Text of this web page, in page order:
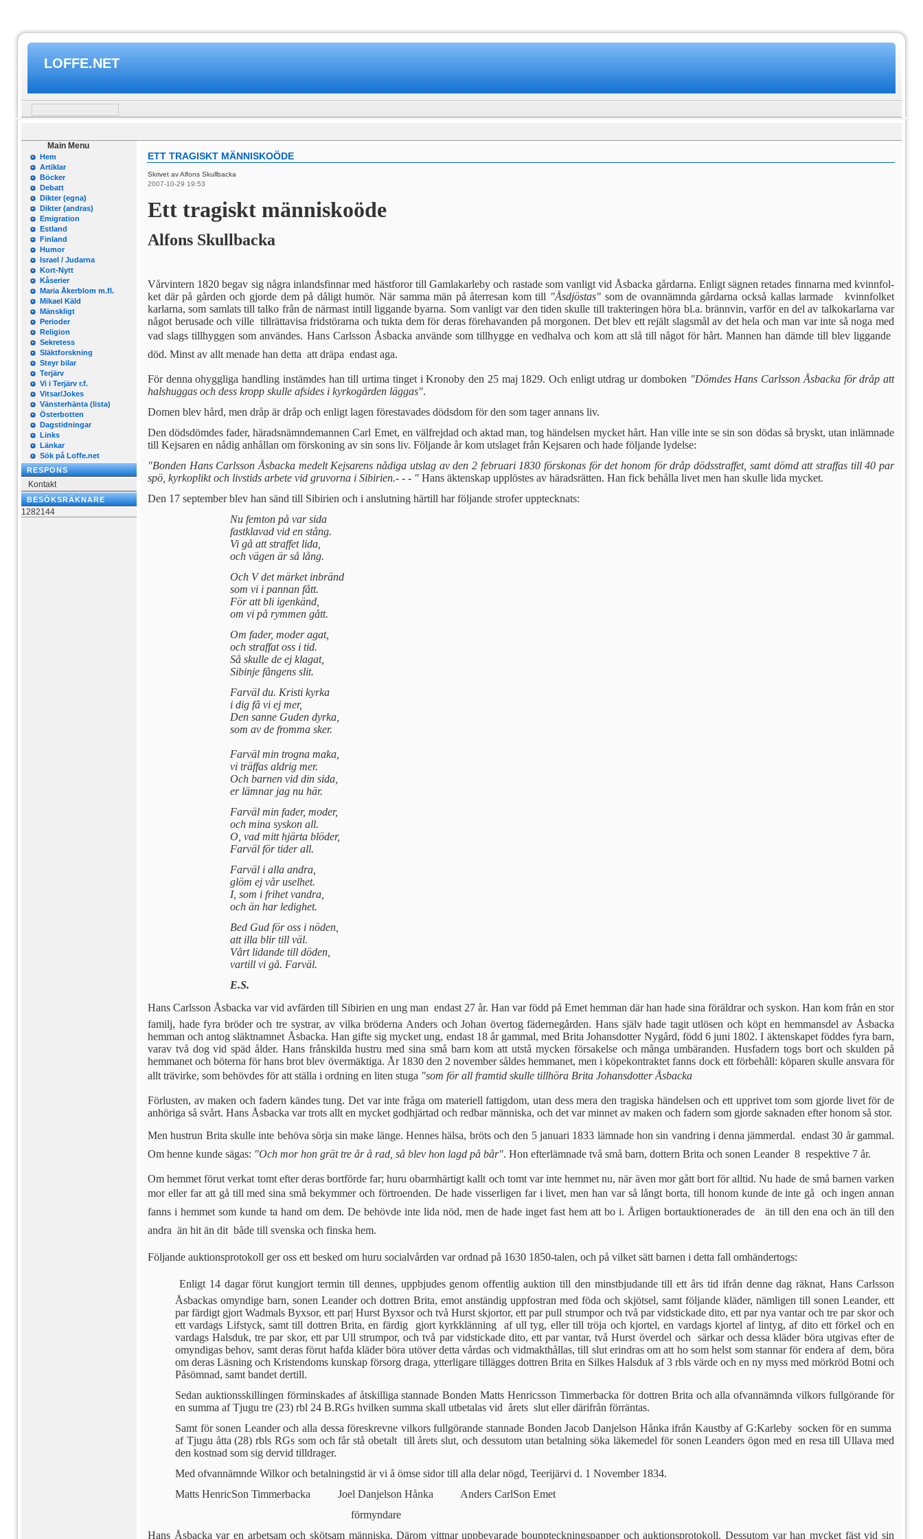
LOFFE.NET
Main Menu
Hem
Artiklar
Böcker
Debatt
Dikter (egna)
Dikter (andras)
Emigration
Estland
Finland
Humor
Israel / Judarna
Kort-Nytt
Kåserier
Maria Åkerblom m.fl.
Mikael Käld
Mänskligt
Perioder
Religion
Sekretess
Släktforskning
Steyr bilar
Terjärv
Vi i Terjärv r.f.
Vitsar/Jokes
Vänsterhänta (lista)
Österbotten
Dagstidningar
Links
Länkar
Sök på Loffe.net
RESPONS
Kontakt
BESÖKSRÄKNARE
1282144
ETT TRAGISKT MÄNNISKOÖDE
Skrivet av Alfons Skullbacka
2007-10-29 19:53
Ett tragiskt människoöde
Alfons Skullbacka
Vårvintern 1820 begav sig några inlandsfinnar med hästforor till Gamlakarleby och rastade som vanligt vid Åsbac­ka gårdarna. Enligt sägnen re­tades finnarna med kvinnfol­
ket där på gården och gjorde dem på dåligt humör. När samma män på återresan kom till "Åsdjöstas" som de ovan­nämnda gårdarna också kallas larmade kvinnfolket
karlarna, som samlats till talko från de närmast intill liggande byarna. Som vanligt var den tiden skul­le till trakteringen höra bl.a. brännvin, varför en del av talkokarlarna var
något berusade och ville tillrättavisa fridstörarna och tukta dem för deras förehavanden på morgonen. Det blev ett rejält slagsmål av det hela och man var inte så noga med
vad slags tillhyggen som användes. Hans Carlsson Åsbacka använde som tillhygge en vedhalva och kom att slå till något för hårt. Mannen han dämde till blev liggande 
död. Minst av allt menade han detta  att dräpa  endast aga.
För denna ohyggliga handling instämdes han till urtima tinget i Kronoby den 25 maj 1829. Och enligt utdrag ur dom­boken "Dömdes Hans Carlsson Åsbacka för dråp att
halshug­gas och dess kropp skulle afsides i kyrkogården läggas".
Domen blev hård, men dråp är dråp och enligt lagen före­stavades dödsdom för den som tager annans liv.
Den dödsdömdes fader, häradsnämndemannen Carl Emet, en välfrejdad och aktad man, tog händelsen mycket hårt. Han ville inte se sin son dödas så bryskt, utan inlämnade
till Kejsaren en nådig anhållan om förskoning av sin sons liv. Följande år kom utslaget från Kejsaren och hade följande lydelse:
"Bonden Hans Carlsson Åsbacka medelt Kejsarens nådiga utslag av den 2 februari 1830 förskonas för det honom för dråp dödsstraffet, samt dömd att straffas till 40 par
spö, kyrkoplikt och livstids arbete vid gruvorna i Sibirien.- - - " Hans äktenskap upplöstes av häradsrätten. Han fick behålla livet men han skulle lida mycket.
Den 17 september blev han sänd till Sibirien och i anslutning härtill har följande strofer upptecknats:
Nu femton på var sida
fastklavad vid en stång.
Vi gå att straffet lida,
och vägen är så lång.
Och V det märket inbränd
som vi i pannan fått.
För att bli igenkänd,
om vi på rymmen gått.
Om fader, moder agat,
och straffat oss i tid.
Så skulle de ej klagat,
Sibinje fångens slit.
Farväl du. Kristi kyrka
i dig få vi ej mer,
Den sanne Guden dyrka,
som av de fromma sker.
Farväl min trogna maka,
vi träffas aldrig mer.
Och barnen vid din sida,
er lämnar jag nu här.
Farväl min fader, moder,
och mina syskon all.
O, vad mitt hjärta blöder,
Farväl för tider all.
Farväl i alla andra,
glöm ej vår uselhet.
I, som i frihet vandra,
och än har ledighet.
Bed Gud för oss i nöden,
att illa blir till väl.
Vårt lidande till döden,
vartill vi gå. Farväl.
E.S.
Hans Carlsson Åsbacka var vid avfärden till Sibirien en ung man  endast 27 år. Han var född på Emet hemman där han hade sina föräldrar och syskon. Han kom från en stor
familj, hade fyra bröder och tre systrar, av vilka bröderna Anders och Johan övertog fä­dernegården. Hans själv hade tagit utlösen och köpt en hem­mansdel av Åsbacka
hemman och antog släktnamnet Åsbac­ka. Han gifte sig mycket ung, endast 18 år gammal, med Bri­ta Johansdotter Nygård, född 6 juni 1802. I äktenskapet föd­des fyra barn,
varav två dog vid späd ålder. Hans frånskilda hustru med sina små barn kom att utstå mycken försakelse och många umbäranden. Hus­fadern togs bort och skulden på
hemmanet och böterna för hans brot blev övermäktiga. År 1830 den 2 november såldes hemmanet, men i köpekontraktet fanns dock ett förbehåll: köparen skulle ansvara för
allt trävirke, som behövdes för att ställa i ordning en liten stuga "som för all framtid skulle tillhöra Brita Johansdotter Åsbacka
Förlusten, av maken och fa­dern kändes tung. Det var inte fråga om materiell fattigdom, utan dess mera den tragiska händelsen och ett upprivet tom som gjorde livet för de
anhöri­ga så svårt. Hans Åsbacka var trots allt en mycket godhjär­tad och redbar människa, och det var minnet av maken och fadern som gjorde saknaden efter honom så stor.
Men hustrun Brita skulle in­te behöva sörja sin make länge. Hennes hälsa, bröts och den 5 januari 1833 lämnade hon sin vandring i denna jämmerdal.  endast 30 år gam­mal.
Om henne kunde sägas: "Och mor hon grät tre år å rad, så blev hon lagd på bår". Hon efterlämnade två små barn, dottern Brita och sonen Leander  8 respektive 7 år.
Om hemmet förut verkat tomt efter deras bortförde far; huru obarmhärtigt kallt och tomt var inte hemmet nu, när även mor gått bort för alltid. Nu ha­de de små barnen varken
mor eller far att gå till med sina små bekymmer och förtroen­den. De hade visserligen far i livet, men han var så långt borta, till honom kunde de in­te gå  och ingen annan
fanns i hemmet som kunde ta hand om dem. De behövde inte lida nöd, men de hade inget fast hem att bo i. Årligen bortauktionerades de  än till den ena och än till den
andra  än hit än dit  både till sven­ska och finska hem.
Följande auktionsprotokoll ger oss ett besked om huru so­cialvården var ordnad på 1630 1850-talen, och på vilket sätt barnen i detta fall omhänder­togs:
 Enligt 14 dagar förut kungjort termin till dennes, uppbjudes genom offentlig auktion till den minstbjudande till ett års tid ifrån denne dag räknat, Hans Carlsson
Åsbackas omyndige barn, sonen Leander och dottren Brita, emot anständig uppfostran med föda och skjötsel, samt följande kläder, nämligen till sonen Leander, ett
par färdigt gjort Wadmals Byxsor, ett par| Hurst Byxsor och två Hurst skjortor, ett par pull strumpor och två par vidstickade dito, ett par nya vantar och tre par skor och
ett vardags Lifstyck, samt till dottren Brita, en fär­dig gjort kyrkklänning af ull tyg, eller till tröja och kjortel, en vardags kjortel af lintyg, af dito ett förkel och en
vardags Halsduk, tre par skor, ett par Ull strumpor, och två par vidstickade dito, ett par vantar, två Hurst överdel och särkar och dessa kläder böra utgivas efter de
omyndigas behov, samt deras förut hafda kläder böra utöver detta vårdas och vid­makthållas, till slut erindras om att ho som helst som stan­nar för endera af dem, böra
om deras Läsning och Kristen­doms kunskap försorg draga, ytterligare tillägges dottren Brita en Silkes Halsduk af 3 rbls värde och en ny myss med mörkröd Botni och
Påsömnad, samt bandet dertill.
Sedan auktionsskillingen för­minskades af åtskilliga stanna­de Bonden Matts Henricsson Timmerbacka för dottren Brita och alla ofvannämnda vilkors fullgörande för
en summa af Tjugu tre (23) rbl 24 B.RGs hvilken summa skall utbetalas vid årets slut eller därifrån förräntas.
Samt för sonen Leander och alla dessa föreskrevne vilkors fullgörande stannade Bonden Jacob Danjelson Hånka ifrån Kaustby af G:Karleby socken för en summa
af Tjugu åtta (28) rbls RGs som och får stå obetalt till årets slut, och dessutom utan betalning söka läkemedel för sonen Leanders ögon med en resa till Ullava med
den kostnad som sig dervid tilldrager.
Med ofvannämnde Wilkor och betalningstid är vi å ömse sidor till alla delar nögd, Teerijärvi d. 1 November 1834.
Matts HenricSon Timmerbacka Joel Danjelson Hånka Anders CarlSon Emet
förmyndare
Hans Åsbacka var en arbetsam och skötsam människa. Därom vittnar uppbevarade bo­uppteckningspapper och auk­tionsprotokoll. Dessutom var han mycket fäst vid sin